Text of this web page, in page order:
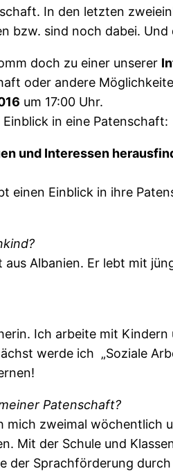
In den letzten
bzw. sind noch dabei.
doch zu einer unserer
oder andere
um 17:00 Uhr.
in eine Patenschaft:
und Interessen
einen Einblick in ihre
aus Albanien. Er lebt mit
Ich arbeite mit
werde ich „Soziale
Patenschaft?
mich zweimal wöchentlich
Mit der Schule und
der Sprachförderung